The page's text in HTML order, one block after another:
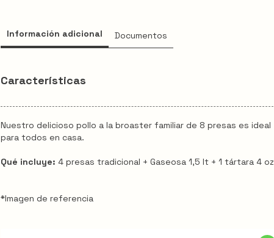
Información adicional Documentos
Características
Nuestro delicioso pollo a la broaster familiar de 8 presas es ideal
para todos en casa.
Qué incluye: 4 presas tradicional + Gaseosa 1,5 lt + 1 tártara 4 oz
*Imagen de referencia